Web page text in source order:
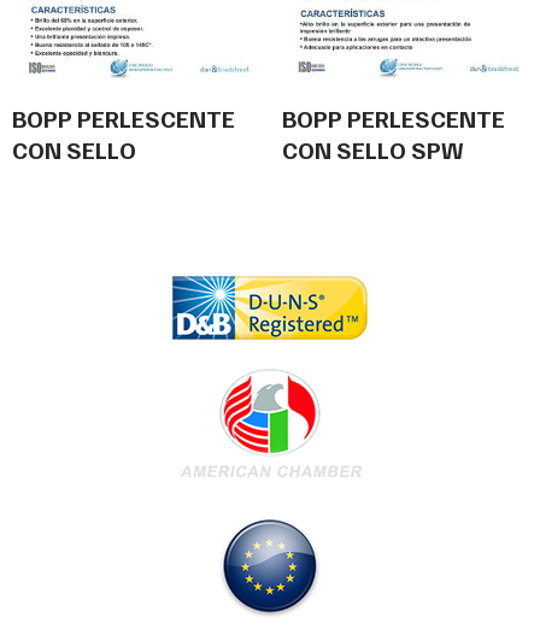
BOPP PERLESCENTE
CON SELLO
BOPP PERLESCENTE
CON SELLO SPW